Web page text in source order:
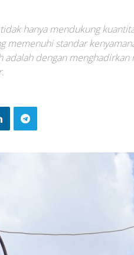
hanya mendukung
memenuhi standar
dengan